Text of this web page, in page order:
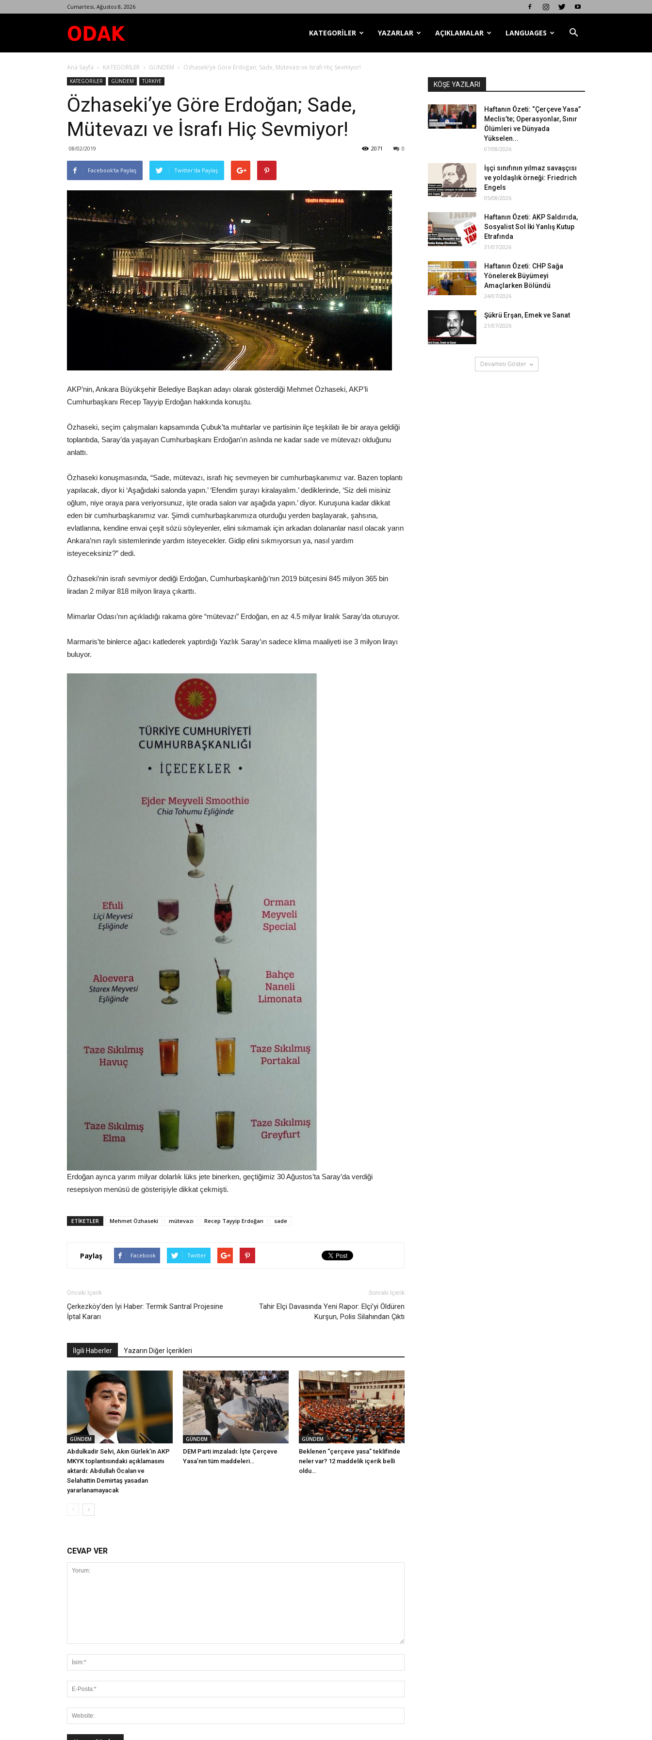
Cumartesi, Ağustos 8, 2026
Dergisi
KATEGORİLER YAZARLAR AÇIKLAMALAR LANGUAGES
Ana Sayfa KATEGORİLER GÜNDEM Özhaseki’ye Göre Erdoğan; Sade, Mütevazı ve İsrafı Hiç Sevmiyor!
KATEGORİLER GÜNDEM TÜRKİYE
Özhaseki’ye Göre Erdoğan; Sade,
Mütevazı ve İsrafı Hiç Sevmiyor!
08/02/2019 0
2071
Facebook'ta Paylaş Twitter'da Paylaş
AKP’nin, Ankara Büyükşehir Belediye Başkan adayı olarak gösterdiği Mehmet Özhaseki, AKP’li
Cumhurbaşkanı Recep Tayyip Erdoğan hakkında konuştu.
Özhaseki, seçim çalışmaları kapsamında Çubuk’ta muhtarlar ve partisinin ilçe teşkilatı ile bir araya geldiği
toplantıda, Saray’da yaşayan Cumhurbaşkanı Erdoğan’ın aslında ne kadar sade ve mütevazı olduğunu
anlattı.
Özhaseki konuşmasında, “Sade, mütevazı, israfı hiç sevmeyen bir cumhurbaşkanımız var. Bazen toplantı
yapılacak, diyor ki ‘Aşağıdaki salonda yapın.’ ‘Efendim şurayı kiralayalım.’ dediklerinde, ‘Siz deli misiniz
oğlum, niye oraya para veriyorsunuz, işte orada salon var aşağıda yapın.’ diyor. Kuruşuna kadar dikkat
eden bir cumhurbaşkanımız var. Şimdi cumhurbaşkanımıza oturduğu yerden başlayarak, şahsına,
evlatlarına, kendine envai çeşit sözü söyleyenler, elini sıkmamak için arkadan dolananlar nasıl olacak yarın
Ankara’nın raylı sistemlerinde yardım isteyecekler. Gidip elini sıkmıyorsun ya, nasıl yardım
isteyeceksiniz?” dedi.
Özhaseki’nin israfı sevmiyor dediği Erdoğan, Cumhurbaşkanlığı’nın 2019 bütçesini 845 milyon 365 bin
liradan 2 milyar 818 milyon liraya çıkarttı.
Mimarlar Odası’nın açıkladığı rakama göre “mütevazı” Erdoğan, en az 4.5 milyar liralık Saray’da oturuyor.
Marmaris’te binlerce ağacı katlederek yaptırdığı Yazlık Saray’ın sadece klima maaliyeti ise 3 milyon lirayı
buluyor.
Erdoğan ayrıca yarım milyar dolarlık lüks jete binerken, geçtiğimiz 30 Ağustos’ta Saray’da verdiği
resepsiyon menüsü de gösterişiyle dikkat çekmişti.
ETIKETLER Mehmet Özhaseki mütevazı Recep Tayyip Erdoğan sade
Paylaş Facebook Twitter
Önceki İçerik
Çerkezköy’den İyi Haber: Termik Santral Projesine
İptal Kararı
Sonraki İçerik
Tahir Elçi Davasında Yeni Rapor: Elçi’yi Öldüren
Kurşun, Polis Silahından Çıktı
İlgili Haberler Yazarın Diğer İçerikleri
GÜNDEM
Abdulkadir Selvi, Akın Gürlek’in AKP
MKYK toplantısındaki açıklamasını
aktardı: Abdullah Öcalan ve
Selahattin Demirtaş yasadan
yararlanamayacak
GÜNDEM
DEM Parti imzaladı: İşte Çerçeve
Yasa’nın tüm maddeleri…
GÜNDEM
Beklenen “çerçeve yasa” teklifinde
neler var? 12 maddelik içerik belli
oldu…
CEVAP VER
KÖŞE YAZILARI
Haftanın Özeti: “Çerçeve Yasa”
Meclis’te; Operasyonlar, Sınır
Ölümleri ve Dünyada
Yükselen...
07/08/2026
İşçi sınıfının yılmaz savaşçısı
ve yoldaşlık örneği: Friedrich
Engels
05/08/2026
Haftanın Özeti: AKP Saldırıda,
Sosyalist Sol İki Yanlış Kutup
Etrafında
31/07/2026
Haftanın Özeti: CHP Sağa
Yönelerek Büyümeyi
Amaçlarken Bölündü
24/07/2026
Şükrü Erşan, Emek ve Sanat
21/07/2026
Devamını Göster